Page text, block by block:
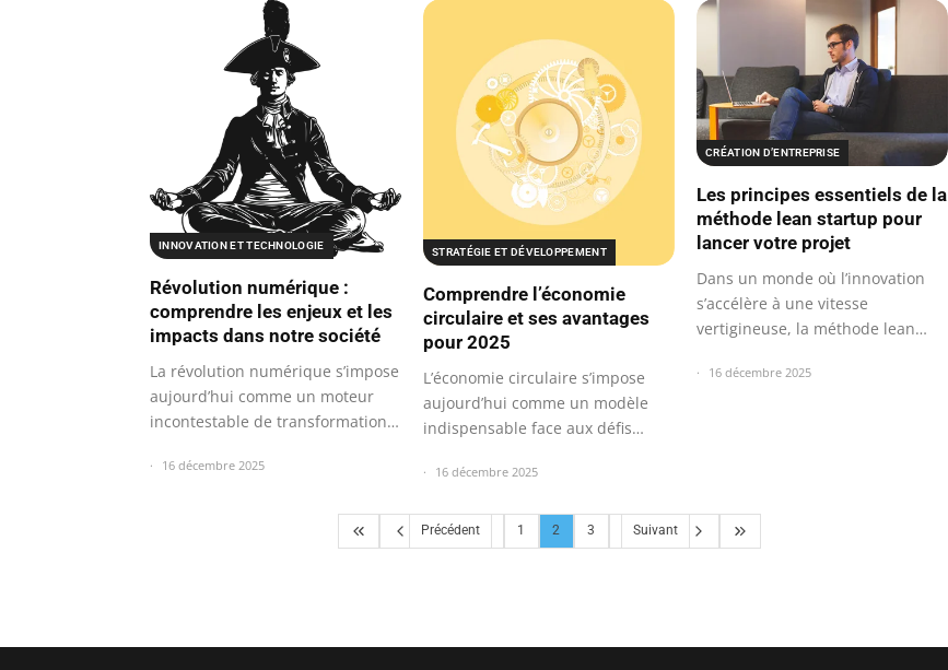
INNOVATION ET TECHNOLOGIE
Révolution numérique :
comprendre les enjeux et les
impacts dans notre société
La révolution numérique s’impose
aujourd’hui comme un moteur
incontestable de transformation
16 décembre 2025
STRATÉGIE ET DÉVELOPPEMENT
Comprendre l’économie
circulaire et ses avantages
pour 2025
L’économie circulaire s’impose
aujourd’hui comme un modèle
indispensable face aux défis…
16 décembre 2025
CRÉATION D’ENTREPRISE
Les principes essentiels de la
méthode lean startup pour
lancer votre projet
Dans un monde où l’innovation
s’accélère à une vitesse
vertigineuse, la méthode lean
16 décembre 2025
Précédent 1 2 3 Suivant